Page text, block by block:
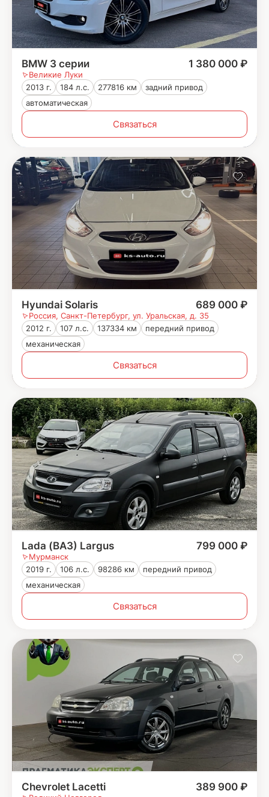
BMW 3 серии 1 380 000 ₽
Великие Луки
2013 г.
184 л.с. 277816 км
задний привод
автоматическая
Связаться
Hyundai Solaris 689 000 ₽
Россия, Санкт-Петербург, ул. Уральская, д. 35
2012 г.
107 л.с. 137334 км
передний привод
механическая
Связаться
Lada (ВАЗ) Largus 799 000 ₽
Мурманск
2019 г.
106 л.с. 98286 км
передний привод
механическая
Связаться
Chevrolet Lacetti 389 900 ₽